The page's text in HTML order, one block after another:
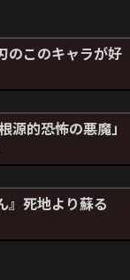
のこのキャラが好
源的恐怖の悪魔」
』死地より蘇る